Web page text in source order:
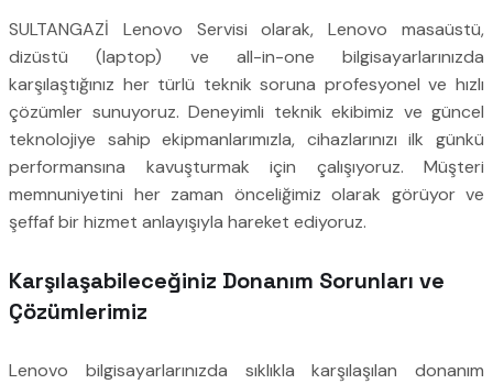
SULTANGAZİ Lenovo Servisi olarak, Lenovo masaüstü,
dizüstü (laptop) ve all-in-one bilgisayarlarınızda
karşılaştığınız her türlü teknik soruna profesyonel ve hızlı
çözümler sunuyoruz. Deneyimli teknik ekibimiz ve güncel
teknolojiye sahip ekipmanlarımızla, cihazlarınızı ilk günkü
performansına kavuşturmak için çalışıyoruz. Müşteri
memnuniyetini her zaman önceliğimiz olarak görüyor ve
şeffaf bir hizmet anlayışıyla hareket ediyoruz.
Karşılaşabileceğiniz Donanım Sorunları ve
Çözümlerimiz
Lenovo bilgisayarlarınızda sıklıkla karşılaşılan donanım